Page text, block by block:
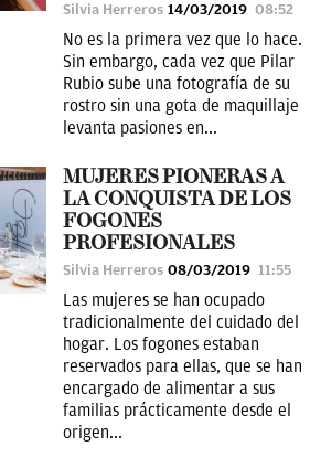
Silvia Herreros 14/03/2019 08:52
No es la primera vez que lo hace.
Sin embargo, cada vez que Pilar
Rubio sube una fotografía de su
rostro sin una gota de maquillaje
levanta pasiones en...
MUJERES PIONERAS A
LA CONQUISTA DE LOS
FOGONES
PROFESIONALES
Silvia Herreros 08/03/2019 11:55
Las mujeres se han ocupado
tradicionalmente del cuidado del
hogar. Los fogones estaban
reservados para ellas, que se han
encargado de alimentar a sus
familias prácticamente desde el
origen...